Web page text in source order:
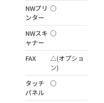
NWプリ
ンター
○
NWスキ
ャナー
○
FAX
△(オプショ
ン)
タッチ
パネル
○